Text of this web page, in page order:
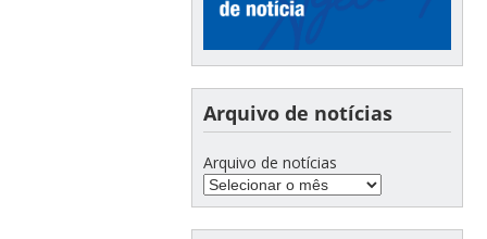
Arquivo de notícias
Arquivo de notícias